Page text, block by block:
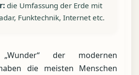
die Umfassung der Erde mit
Funktechnik, Internet etc.
der modernen
die meisten Menschen